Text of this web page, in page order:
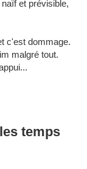
et prévisible,
c'est dommage.
malgré tout.
temps